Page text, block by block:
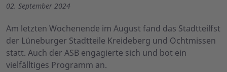
02. September 2024
Am letzten Wochenende im August fand das Stadtteilfst
der Lüneburger Stadtteile Kreideberg und Ochtmissen
statt. Auch der ASB engagierte sich und bot ein
vielfälltiges Programm an.